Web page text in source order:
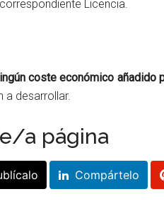
Licencia.
coste económico añadido
a desarrollar.
a página
Compártelo